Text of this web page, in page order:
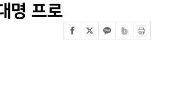
명 프로